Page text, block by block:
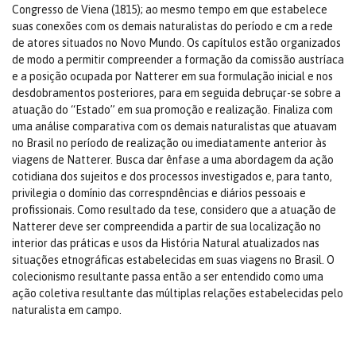
Congresso de Viena (1815); ao mesmo tempo em que estabelece
suas conexões com os demais naturalistas do período e cm a rede
de atores situados no Novo Mundo. Os capítulos estão organizados
de modo a permitir compreender a formação da comissão austríaca
e a posição ocupada por Natterer em sua formulação inicial e nos
desdobramentos posteriores, para em seguida debruçar-se sobre a
atuação do “Estado” em sua promoção e realização. Finaliza com
uma análise comparativa com os demais naturalistas que atuavam
no Brasil no período de realização ou imediatamente anterior às
viagens de Natterer. Busca dar ênfase a uma abordagem da ação
cotidiana dos sujeitos e dos processos investigados e, para tanto,
privilegia o domínio das correspndências e diários pessoais e
profissionais. Como resultado da tese, considero que a atuação de
Natterer deve ser compreendida a partir de sua localização no
interior das práticas e usos da História Natural atualizados nas
situações etnográficas estabelecidas em suas viagens no Brasil. O
colecionismo resultante passa então a ser entendido como uma
ação coletiva resultante das múltiplas relações estabelecidas pelo
naturalista em campo.